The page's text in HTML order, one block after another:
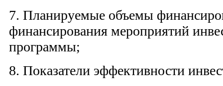
7. Планируемые объемы
финансирования мероприятий
программы;
8. Показатели эффективности